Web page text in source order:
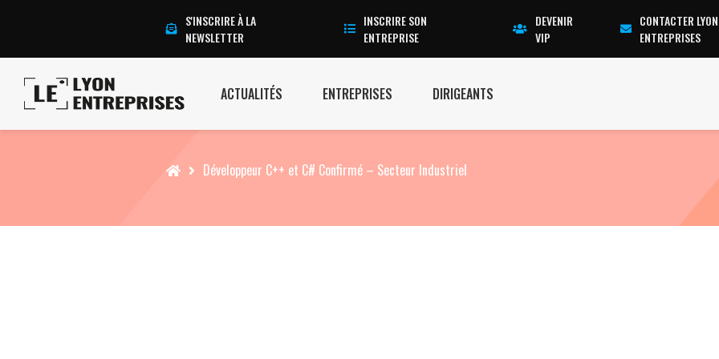
S'INSCRIRE À LA
NEWSLETTER
INSCRIRE SON
ENTREPRISE
DEVENIR
VIP
CONTACTER LYON
ENTREPRISES
ACTUALITÉS ENTREPRISES DIRIGEANTS
Accueil Développeur C++ et C# Confirmé – Secteur Industriel